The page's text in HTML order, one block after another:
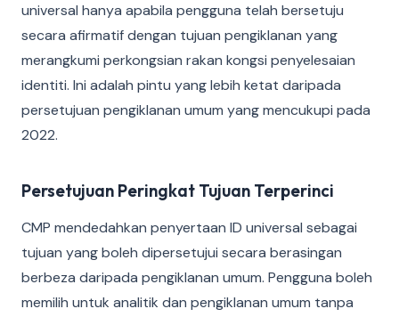
universal hanya apabila pengguna telah bersetuju
secara afirmatif dengan tujuan pengiklanan yang
merangkumi perkongsian rakan kongsi penyelesaian
identiti. Ini adalah pintu yang lebih ketat daripada
persetujuan pengiklanan umum yang mencukupi pada
2022.
Persetujuan Peringkat Tujuan Terperinci
CMP mendedahkan penyertaan ID universal sebagai
tujuan yang boleh dipersetujui secara berasingan
berbeza daripada pengiklanan umum. Pengguna boleh
memilih untuk analitik dan pengiklanan umum tanpa